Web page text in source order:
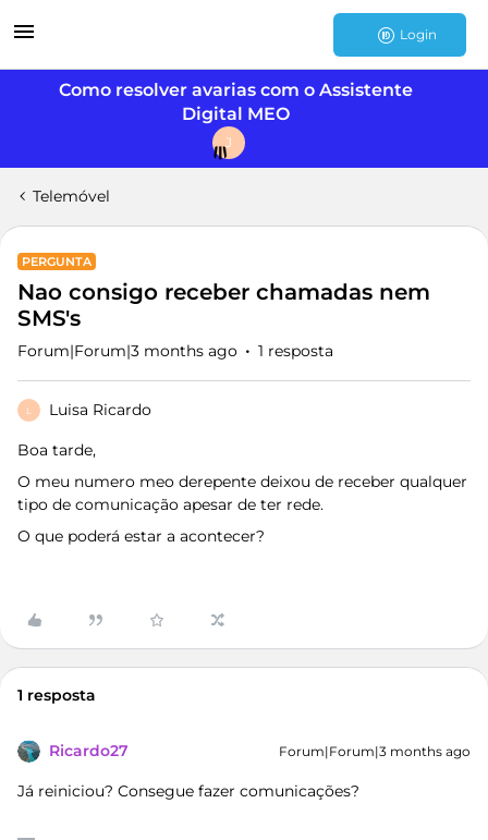
Login
Como resolver avarias com o Assistente
Digital MEO
J
Telemóvel
PERGUNTA
Nao consigo receber chamadas nem
SMS's
Forum|Forum|3 months ago 1 resposta
L Luisa Ricardo
Boa tarde,
O meu numero meo derepente deixou de receber qualquer
tipo de comunicação apesar de ter rede.
O que poderá estar a acontecer?
1 resposta
Ricardo27 Forum|Forum|3 months ago
Já reiniciou? Consegue fazer comunicações?